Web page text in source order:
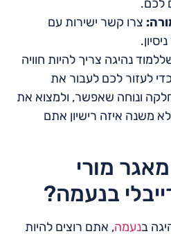
לכם.
צרו קשר ישירות עם
נהיגה צריך להיות חוויה
לעזור לכם לעבור את
ונוחה שאפשר, ולמצוא את
משנה איזה רישיון אתם
מורי
בנעמה?
בנעמה, אתם רוצים להיות